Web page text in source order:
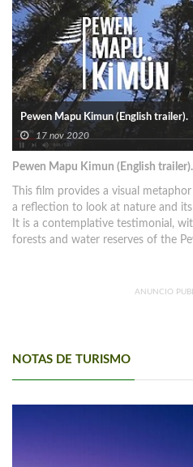
Pewen Mapu Kimun (English trailer).
17 nov 2020
Pewen Mapu Kimun (English trailer).
This film provides a visual
a reflection to look at nature and
It is a contemplative testimonial,
forests and water reserves of the
ANUNCIO
NOTAS DE TURISMO